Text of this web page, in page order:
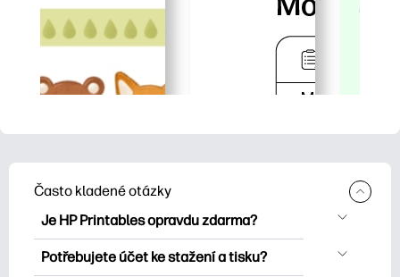
Často kladené otázky
Je HP Printables opravdu zdarma?
HP Printables nabízí více než 2500
bezplatných tisknutelných položek ke
Potřebujete účet ke stažení a tisku?